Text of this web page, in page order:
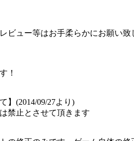
ビュー等はお手柔らかにお願い致
！
】(2014/09/27より)
禁止とさせて頂きます